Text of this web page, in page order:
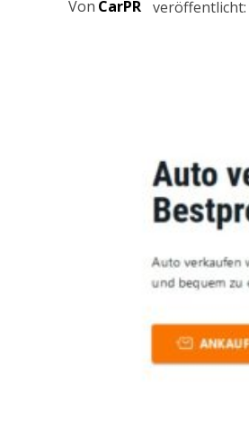
Von CarPR veröffentlicht: